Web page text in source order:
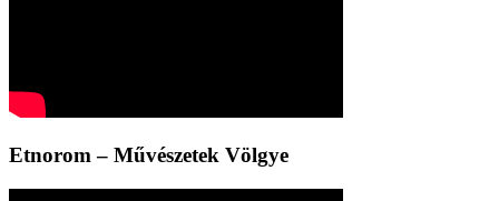
Etnorom – Művészetek Völgye